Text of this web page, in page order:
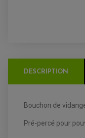
DESCRIPTION
Bouchon de
Pré-percé pour